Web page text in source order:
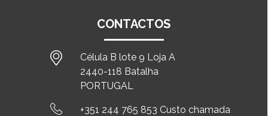
CONTACTOS
Célula B lote 9 Loja A
2440-118 Batalha
PORTUGAL
+351 244 765 853 Custo chamada